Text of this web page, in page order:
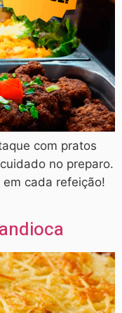
com pratos
no preparo.
cada refeição!